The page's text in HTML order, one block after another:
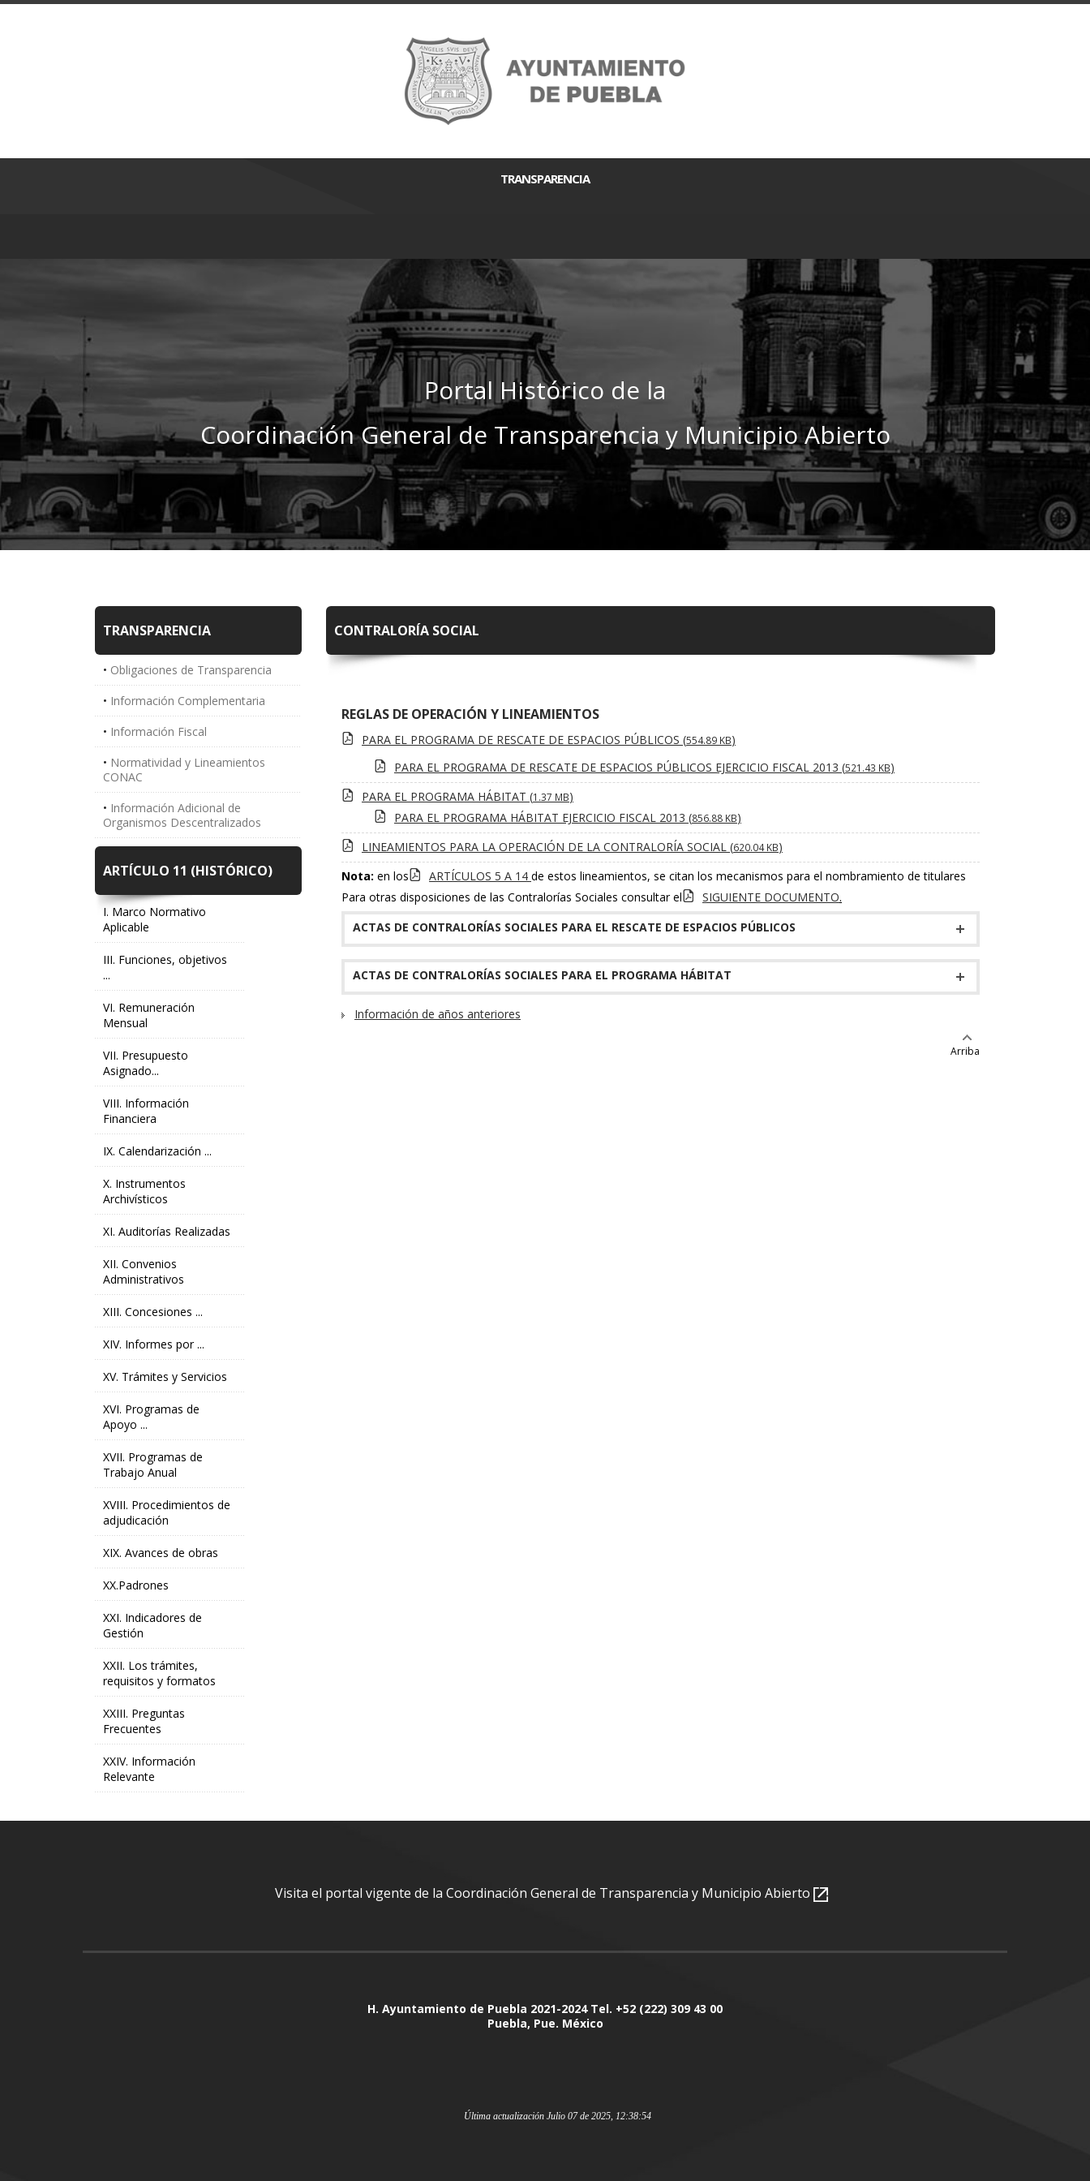
TRANSPARENCIA
Portal Histórico de la
Coordinación General de Transparencia y Municipio Abierto
TRANSPARENCIA
Obligaciones de Transparencia
Información Complementaria
Información Fiscal
Normatividad y Lineamientos
CONAC
Información Adicional de
Organismos Descentralizados
ARTÍCULO 11 (HISTÓRICO)
I. Marco Normativo
Aplicable
III. Funciones, objetivos
...
VI. Remuneración
Mensual
VII. Presupuesto
Asignado...
VIII. Información
Financiera
IX. Calendarización ...
X. Instrumentos
Archivísticos
XI. Auditorías Realizadas
XII. Convenios
Administrativos
XIII. Concesiones ...
XIV. Informes por ...
XV. Trámites y Servicios
XVI. Programas de
Apoyo ...
XVII. Programas de
Trabajo Anual
XVIII. Procedimientos de
adjudicación
XIX. Avances de obras
XX.Padrones
XXI. Indicadores de
Gestión
XXII. Los trámites,
requisitos y formatos
XXIII. Preguntas
Frecuentes
XXIV. Información
Relevante
CONTRALORÍA SOCIAL
REGLAS DE OPERACIÓN Y LINEAMIENTOS
PARA EL PROGRAMA DE RESCATE DE ESPACIOS PÚBLICOS (554.89 KB)
PARA EL PROGRAMA DE RESCATE DE ESPACIOS PÚBLICOS EJERCICIO FISCAL 2013 (521.43 KB)
PARA EL PROGRAMA HÁBITAT (1.37 MB)
PARA EL PROGRAMA HÁBITAT EJERCICIO FISCAL 2013 (856.88 KB)
LINEAMIENTOS PARA LA OPERACIÓN DE LA CONTRALORÍA SOCIAL (620.04 KB)
Nota: en los ARTÍCULOS 5 A 14 de estos lineamientos, se citan los mecanismos para el nombramiento de titulares
Para otras disposiciones de las Contralorías Sociales consultar el
SIGUIENTE DOCUMENTO.
ACTAS DE CONTRALORÍAS SOCIALES PARA EL RESCATE DE ESPACIOS PÚBLICOS
ACTAS DE CONTRALORÍAS SOCIALES PARA EL PROGRAMA HÁBITAT
Información de años anteriores
Arriba
Visita el portal vigente de la Coordinación General de Transparencia y Municipio Abierto
H. Ayuntamiento de Puebla 2021-2024 Tel. +52 (222) 309 43 00
Puebla, Pue. México
Última actualización Julio 07 de 2025, 12:38:54